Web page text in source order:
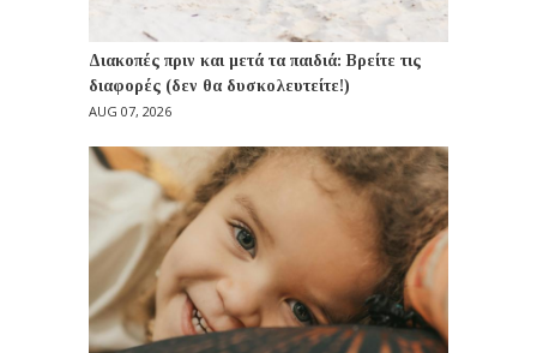
Διακοπές πριν και μετά τα παιδιά: Βρείτε τις
διαφορές (δεν θα δυσκολευτείτε!)
AUG 07, 2026